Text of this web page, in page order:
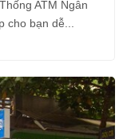
ATM Ngân
bạn dễ...